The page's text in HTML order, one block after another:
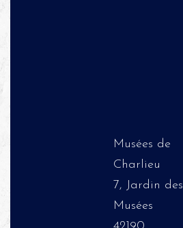
Musées de
Charlieu
7, Jardin des
Musées